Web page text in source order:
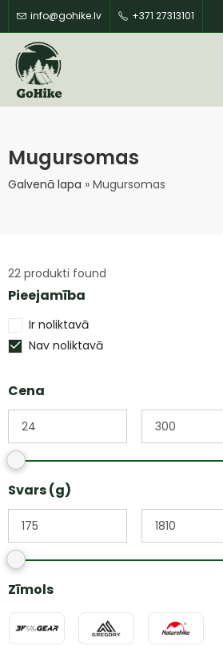
info@gohike.lv +371 27313101
Mugursomas
Galvenā lapa » Mugursomas
22 produkti found
Pieejamība
Ir noliktavā
Nav noliktavā
Cena
Svars (g)
Zīmols